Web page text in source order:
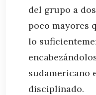
del grupo a
poco mayores
lo
sudamericano
disciplinado.